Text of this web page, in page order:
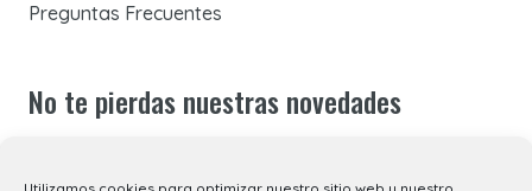
Preguntas Frecuentes
No te pierdas nuestras novedades